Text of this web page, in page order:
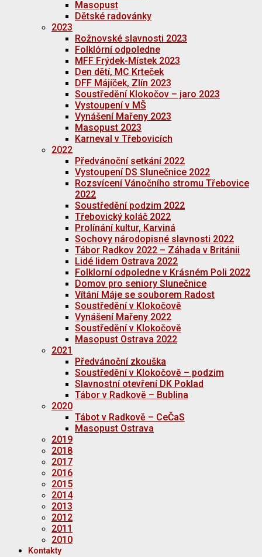
Masopust
Dětské radovánky
2023
Rožnovské slavnosti 2023
Folklórní odpoledne
MFF Frýdek-Místek 2023
Den dětí, MC Krteček
DFF Májíček, Zlín 2023
Soustředění Klokočov – jaro 2023
Vystoupení v MŠ
Vynášení Mařeny 2023
Masopust 2023
Karneval v Třebovicích
2022
Předvánoční setkání 2022
Vystoupení DS Slunečnice 2022
Rozsvícení Vánočního stromu Třebovice
2022
Soustředění podzim 2022
Třebovický koláč 2022
Prolínání kultur, Karviná
Sochovy národopisné slavnosti 2022
Tábor Radkov 2022 – Záhada v Británii
Lidé lidem Ostrava 2022
Folklorní odpoledne v Krásném Poli 2022
Domov pro seniory Slunečnice
Vítání Máje se souborem Radost
Soustředění v Klokočově
Vynášení Mařeny 2022
Soustředění v Klokočově
Masopust Ostrava 2022
2021
Předvánoční zkouška
Soustředění v Klokočově – podzim
Slavnostní otevření DK Poklad
Tábor v Radkově – Bublina
2020
Tábot v Radkově – CeČaS
Masopust Ostrava
2019
2018
2017
2016
2015
2014
2013
2012
2011
2010
Kontakty